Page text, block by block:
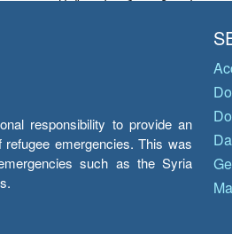
responsibility to provide an
emergencies. This was
such as the Syria